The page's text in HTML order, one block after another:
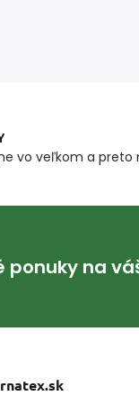
vo veľkom a
ponuky na